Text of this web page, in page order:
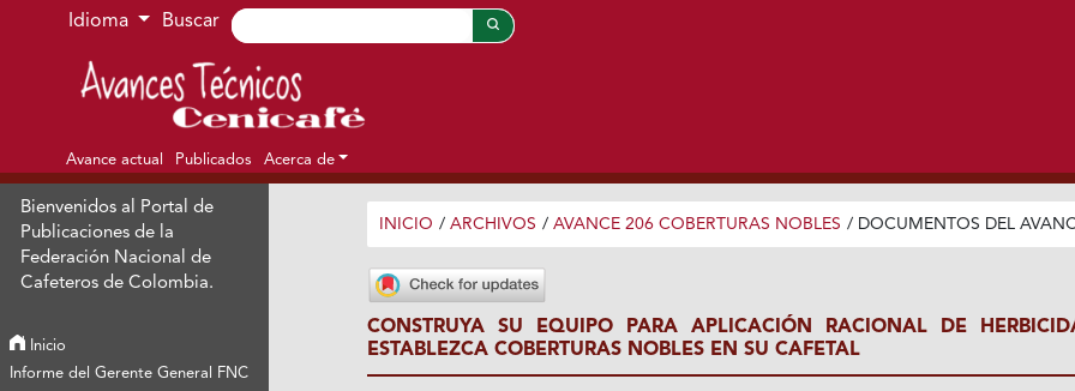
Ir al menú de navegación principal
Ir al contenido principal
Ir al pie de página del sitio
Idioma Buscar
Avance actual Publicados Acerca de
Bienvenidos al Portal de
Publicaciones de la
Federación Nacional de
Cafeteros de Colombia.
Inicio
Informe del Gerente General FNC
INICIO / ARCHIVOS / AVANCE 206 COBERTURAS NOBLES / DOCUMENTOS DEL
CONSTRUYA SU EQUIPO PARA APLICACIÓN RACIONAL DE
ESTABLEZCA COBERTURAS NOBLES EN SU CAFETAL